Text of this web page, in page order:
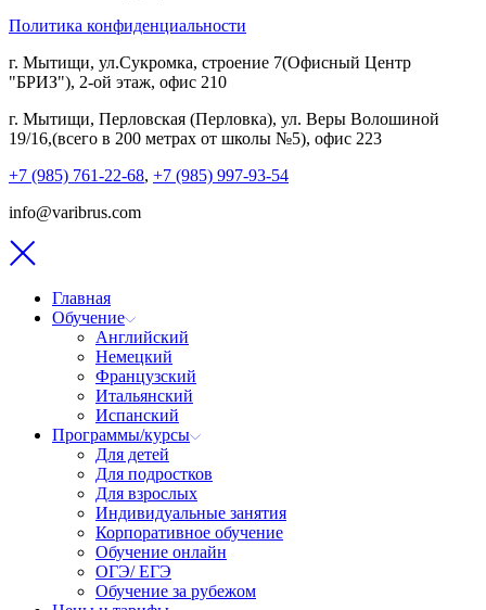
Политика конфиденциальности
г. Мытищи, ул.Сукромка, строение 7(Офисный Центр
"БРИЗ"), 2-ой этаж, офис 210
г. Мытищи, Перловская (Перловка), ул. Веры Волошиной
19/16,(всего в 200 метрах от школы №5), офис 223
+7 (985) 761-22-68, +7 (985) 997-93-54
info@varibrus.com
Главная
Обучение
Английский
Немецкий
Французский
Итальянский
Испанский
Программы/курсы
Для детей
Для подростков
Для взрослых
Индивидуальные занятия
Корпоративное обучение
Обучение онлайн
ОГЭ/ ЕГЭ
Обучение за рубежом